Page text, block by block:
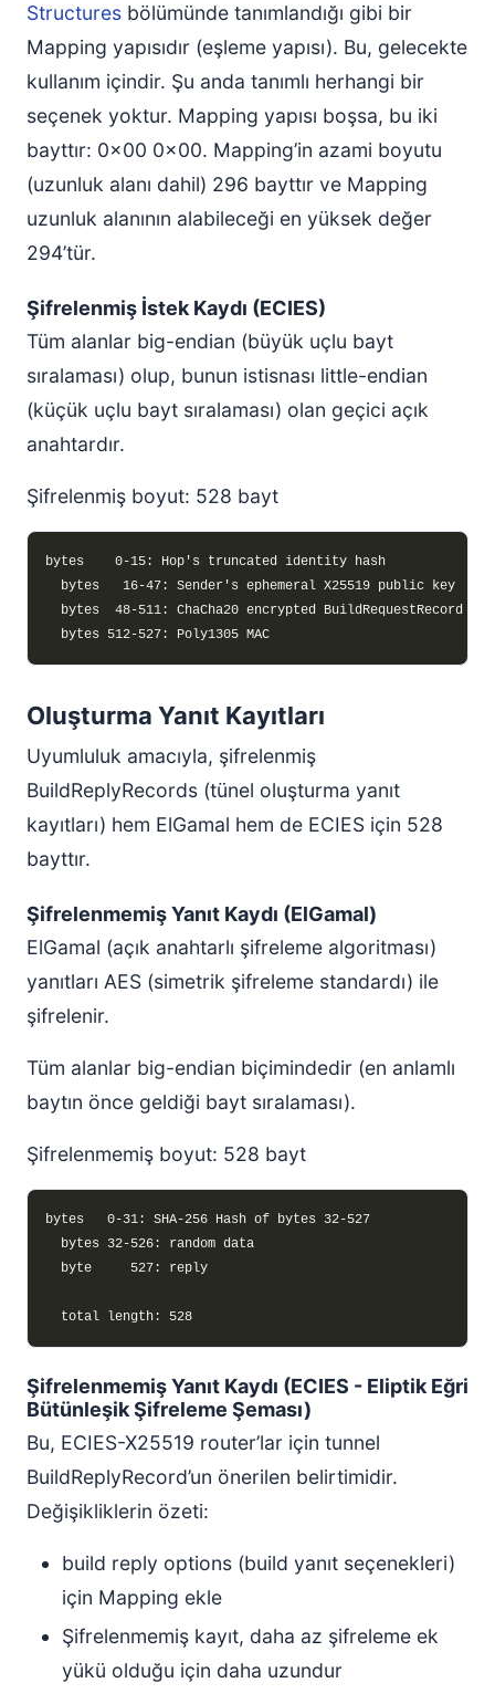
Structures bölümünde tanımlandığı gibi bir
Mapping yapısıdır (eşleme yapısı). Bu, gelecekte
kullanım içindir. Şu anda tanımlı herhangi bir
seçenek yoktur. Mapping yapısı boşsa, bu iki
bayttır: 0x00 0x00. Mapping’in azami boyutu
(uzunluk alanı dahil) 296 bayttır ve Mapping
uzunluk alanının alabileceği en yüksek değer
294’tür.
Şifrelenmiş İstek Kaydı (ECIES)
Tüm alanlar big-endian (büyük uçlu bayt
sıralaması) olup, bunun istisnası little-endian
(küçük uçlu bayt sıralaması) olan geçici açık
anahtardır.
Şifrelenmiş boyut: 528 bayt
Oluşturma Yanıt Kayıtları
Uyumluluk amacıyla, şifrelenmiş
BuildReplyRecords (tünel oluşturma yanıt
kayıtları) hem ElGamal hem de ECIES için 528
bayttır.
Şifrelenmemiş Yanıt Kaydı (ElGamal)
ElGamal (açık anahtarlı şifreleme algoritması)
yanıtları AES (simetrik şifreleme standardı) ile
şifrelenir.
Tüm alanlar big-endian biçimindedir (en anlamlı
baytın önce geldiği bayt sıralaması).
Şifrelenmemiş boyut: 528 bayt
Şifrelenmemiş Yanıt Kaydı (ECIES - Eliptik Eğri
Bütünleşik Şifreleme Şeması)
Bu, ECIES-X25519 router’lar için tunnel
BuildReplyRecord’un önerilen belirtimidir.
Değişikliklerin özeti:
build reply options (build yanıt seçenekleri)
için Mapping ekle
Şifrelenmemiş kayıt, daha az şifreleme ek
yükü olduğu için daha uzundur